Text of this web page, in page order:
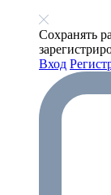
Сохранять
Вход